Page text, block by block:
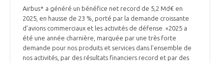
NOS MISSIONS
NOTRE HISTOIRE
LE CONSEIL DU GIFAS
L’ÉQUIPE DU GIFAS
FONCTIONNEMENT
GEADS
ACCOMPAGNEMENT DE NOS ADHÉRENTS
Airbus* a généré un bénéfice net record de 5,2 Md€ en
2025, en hausse de 23 %, porté par la demande croissante
d’avions commerciaux et les activités de défense. «2025 a
été une année charnière, marquée par une très forte
demande pour nos produits et services dans l’ensemble de
nos activités, par des résultats financiers record et par des